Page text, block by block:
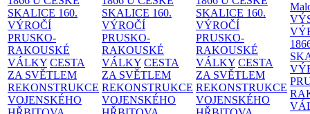
SKALICE 160.
VÝROČÍ
PRUSKO-
RAKOUSKÉ
VÁLKY CESTA
ZA SVĚTLEM
REKONSTRUKCE
VOJENSKÉHO
SKALICE 160.
VÝROČÍ
PRUSKO-
RAKOUSKÉ
VÁLKY CESTA
ZA SVĚTLEM
REKONSTRUKCE
VOJENSKÉHO
SKALICE 160.
VÝROČÍ
PRUSKO-
RAKOUSKÉ
VÁLKY CESTA
ZA SVĚTLEM
REKONSTRUKCE
VOJENSKÉHO